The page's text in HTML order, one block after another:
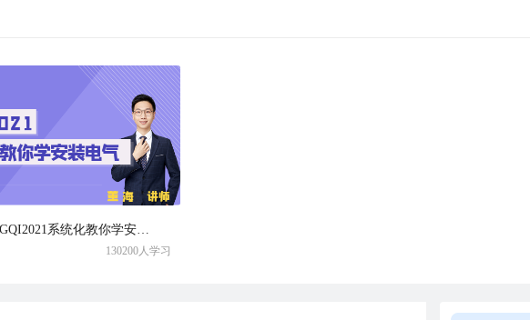
初级必修-GQI2021系统化教你学安装电气
130200人学习